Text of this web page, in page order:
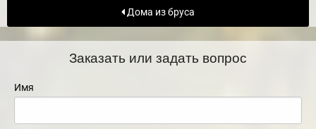
Дома из бруса
Заказать или задать вопрос
Имя